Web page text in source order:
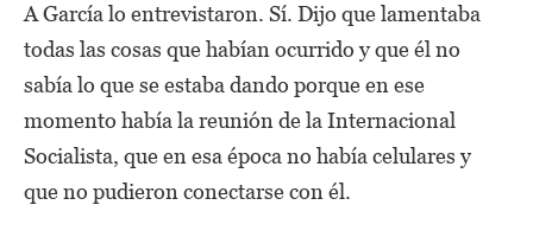
A García lo entrevistaron. Sí. Dijo que lamentaba
todas las cosas que habían ocurrido y que él no
sabía lo que se estaba dando porque en ese
momento había la reunión de la Internacional
Socialista, que en esa época no había celulares y
que no pudieron conectarse con él.